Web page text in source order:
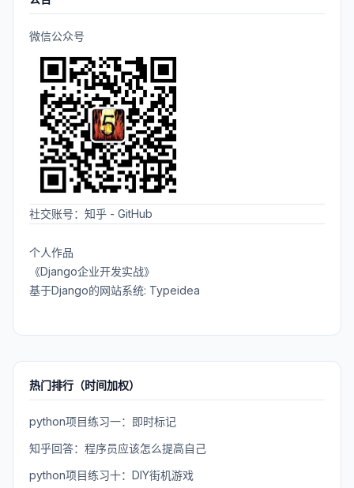
微信公众号
社交账号： 知乎 - GitHub
个人作品
《Django企业开发实战》
基于Django的网站系统: Typeidea
热门排行（时间加权）
python项目练习一：即时标记
知乎回答：程序员应该怎么提高自己
python项目练习十：DIY街机游戏